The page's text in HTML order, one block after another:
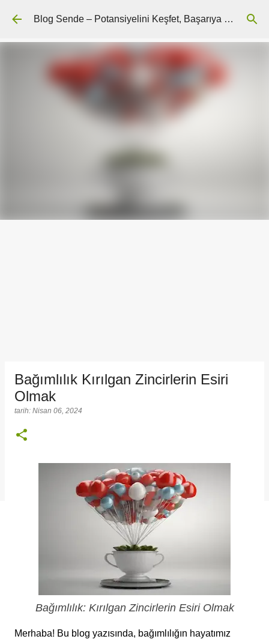
Ana içeriğe atla Blog Sende – Potansiyelini Keşfet, Başarıya Ulaş
Bağımlılık Kırılgan Zincirlerin Esiri
Olmak
tarih: Nisan 06, 2024
Bağımlılık: Kırılgan Zincirlerin Esiri Olmak
Merhaba! Bu blog yazısında, bağımlılığın hayatımız